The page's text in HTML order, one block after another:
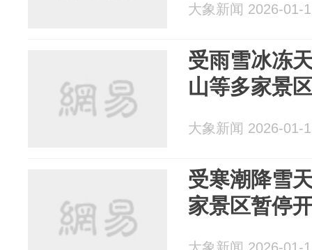
大象新闻 2026-01-
受雨雪冰冻
山等多家景
大象新闻 2026-01-
受寒潮降雪
家景区暂停